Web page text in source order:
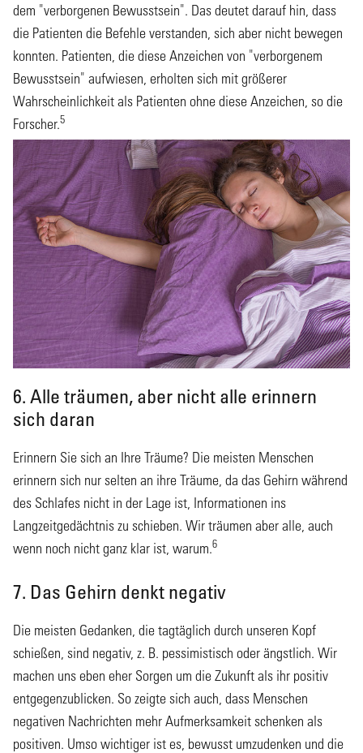
dem "verborgenen Bewusstsein". Das deutet darauf hin, dass
die Patienten die Befehle verstanden, sich aber nicht bewegen
konnten. Patienten, die diese Anzeichen von "verborgenem
Bewusstsein" aufwiesen, erholten sich mit größerer
Wahrscheinlichkeit als Patienten ohne diese Anzeichen, so die
Forscher.5
6. Alle träumen, aber nicht alle erinnern
sich daran
Erinnern Sie sich an Ihre Träume? Die meisten Menschen
erinnern sich nur selten an ihre Träume, da das Gehirn während
des Schlafes nicht in der Lage ist, Informationen ins
Langzeitgedächtnis zu schieben. Wir träumen aber alle, auch
wenn noch nicht ganz klar ist, warum.6
7. Das Gehirn denkt negativ
Die meisten Gedanken, die tagtäglich durch unseren Kopf
schießen, sind negativ, z. B. pessimistisch oder ängstlich. Wir
machen uns eben eher Sorgen um die Zukunft als ihr positiv
entgegenzublicken. So zeigte sich auch, dass Menschen
negativen Nachrichten mehr Aufmerksamkeit schenken als
positiven. Umso wichtiger ist es, bewusst umzudenken und die